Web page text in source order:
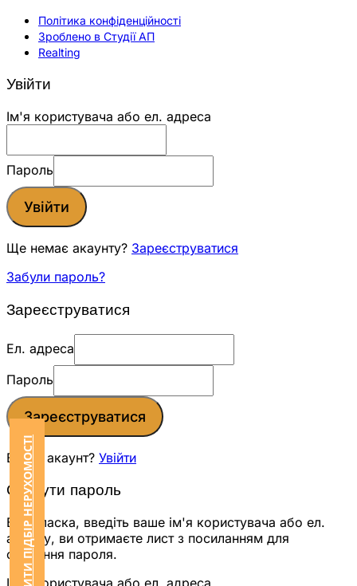
Політика конфіденційності
Зроблено в Студії АП
Realting
ЗАМОВИТИ ПІДБІР НЕРУХОМОСТІ
Увійти
Ім'я користувача або ел. адреса
Пароль
Увійти
Ще немає акаунту? Зареєструватися
Забули пароль?
Зареєструватися
Ел. адреса
Пароль
Зареєструватися
Вже є акаунт? Увійти
Скинути пароль
Будь ласка, введіть ваше ім'я користувача або ел.
адресу, ви отримаєте лист з посиланням для
скидання пароля.
Ім'я користувача або ел. адреса